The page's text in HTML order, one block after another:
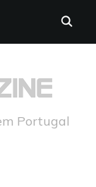
Portugal